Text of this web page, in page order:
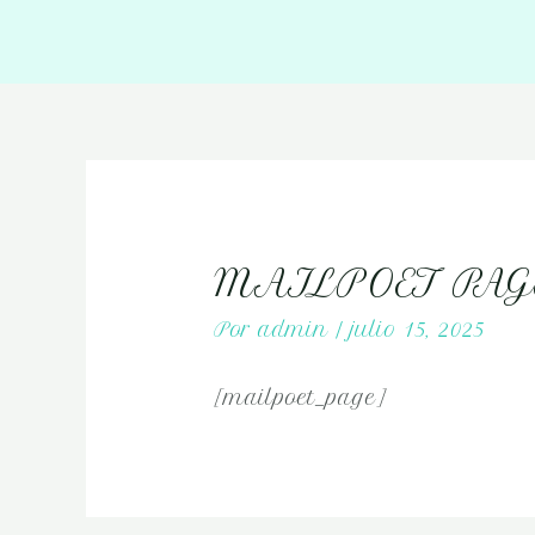
MAILPOET
Por admin /julio 15, 2025
[mailpoet_page]